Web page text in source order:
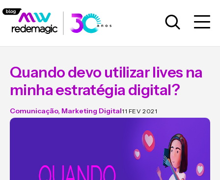
Quando devo utilizar lives na
minha estratégia digital?
Comunicação, Marketing Digital11 FEV 2021